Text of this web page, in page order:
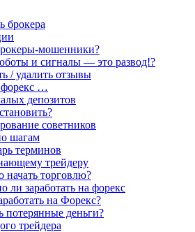
брокера
мошенники?
и сигналы — это развод!?
/ удалить отзывы
…
депозитов
советников
шагам
терминов
трейдеру
начать торговлю?
ли заработать на форекс
на Форекс?
потерянные деньги?
трейдера